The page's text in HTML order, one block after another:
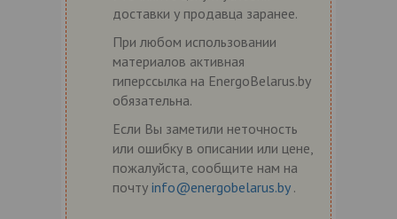
доставки у продавца заранее.
При любом использовании
материалов активная
гиперссылка на EnergoBelarus.by
обязательна.
Если Вы заметили неточность
или ошибку в описании или цене,
пожалуйста, сообщите нам на
почту info@energobelarus.by .